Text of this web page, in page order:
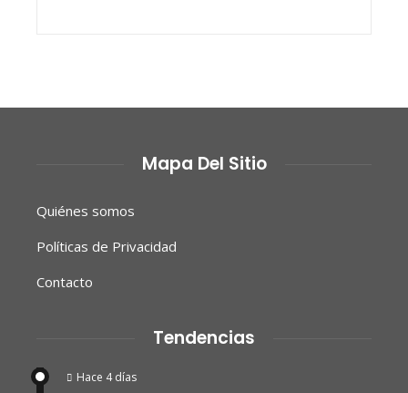
Mapa Del Sitio
Quiénes somos
Políticas de Privacidad
Contacto
Tendencias
Hace 4 días